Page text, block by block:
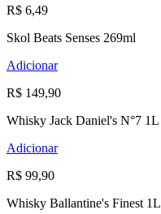
R$ 6,49
Skol Beats Senses 269ml
Adicionar
R$ 149,90
Whisky Jack Daniel's N°7 1L
Adicionar
R$ 99,90
Whisky Ballantine's Finest 1L